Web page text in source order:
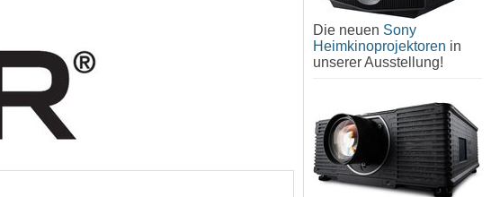
Die neuen Sony
Heimkinoprojektoren in
unserer Ausstellung!